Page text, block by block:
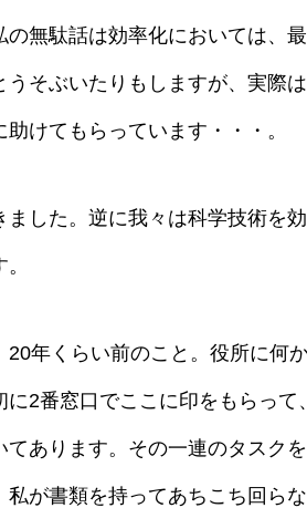
無駄話は効率化においては、
そぶいたりもしますが、実際
けてもらっています・・・。
した。逆に我々は科学技術を
年くらい前のこと。役所に何
2番窓口でここに印をもらっ
あります。その一連のタスク
が書類を持ってあちこち回ら